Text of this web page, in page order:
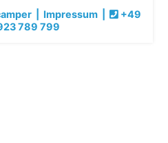
Impressum
+49
789 799